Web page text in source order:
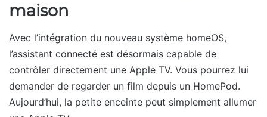
maison
Avec l’intégration du nouveau système homeOS,
l’assistant connecté est désormais capable de
contrôler directement une Apple TV. Vous pourrez lui
demander de regarder un film depuis un HomePod.
Aujourd’hui, la petite enceinte peut simplement allumer